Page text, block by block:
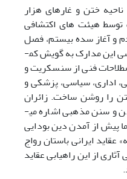
ختن و غارهای هزار
توسط هیئت­ های اکتشافی
و آغاز سده بیستم، فصل
نوینی در تاریخ ختن گشود. بررسی این مدارک به گویش کم­
فنی از سنسکریت و
اداری، سیاسی، پزشکی و
را روشن ساخت. زائران
چینی از سده پنجم به نوعی آیین و سنن مذهبی اشاره می­
پیش از آمدن دین بودایی
عقاید ایرانی باستان رواج
از این راهیابی عقاید